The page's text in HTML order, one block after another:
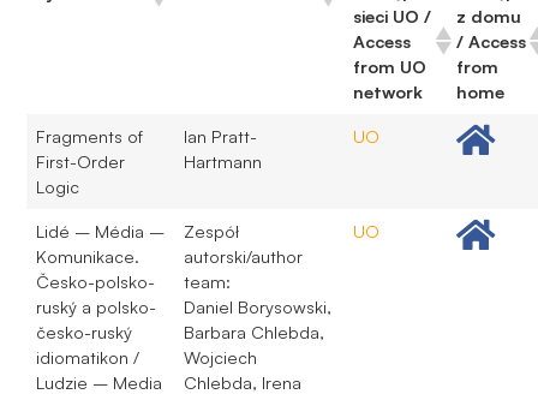
sieci UO /
Access
from UO
network
z domu
/ Access
from
home
Fragments of
First-Order
Logic
Ian Pratt-
Hartmann
UO
Lidé – Média –
Komunikace.
Česko-polsko-
ruský a polsko-
česko-ruský
idiomatikon /
Ludzie – Media
Zespół
autorski/author
team:
Daniel Borysowski,
Barbara Chlebda,
Wojciech
Chlebda, Irena
UO